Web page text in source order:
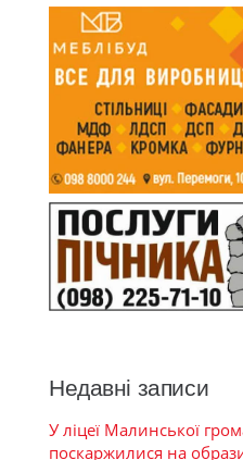
Недавні записи
У ліцеї Малинської
поскаржилися на